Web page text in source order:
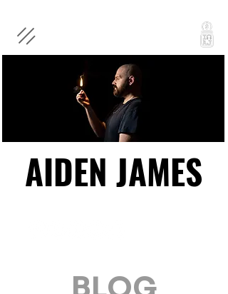
AIDEN JAMES
AIDEN JAMES